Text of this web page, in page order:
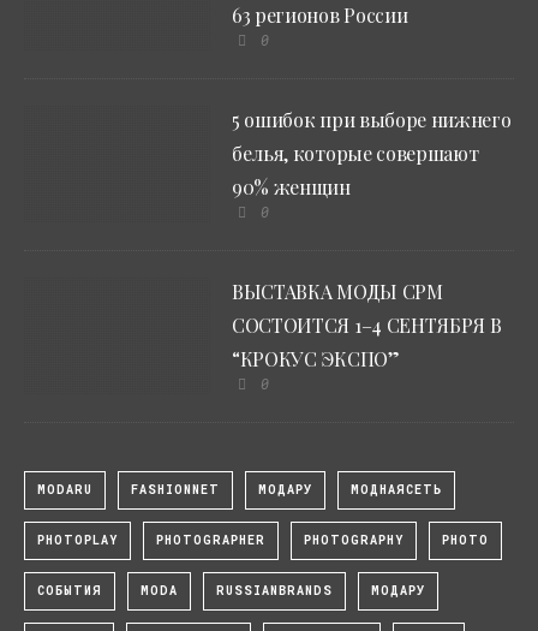
63 регионов России
0
5 ошибок при выборе нижнего
белья, которые совершают
90% женщин
0
ВЫСТАВКА МОДЫ CPM
СОСТОИТСЯ 1–4 СЕНТЯБРЯ В
“КРОКУС ЭКСПО”
0
MODARU FASHIONNET МОДАРУ МОДНАЯСЕТЬ
PHOTOPLAY PHOTOGRAPHER PHOTOGRAPHY PHOTO
СОБЫТИЯ MODA RUSSIANBRANDS МОДАРУ